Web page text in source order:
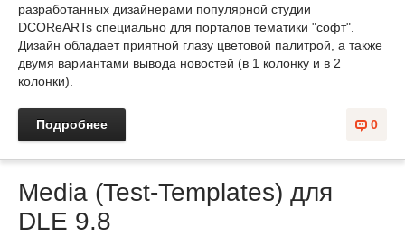
разработанных дизайнерами популярной студии
DCOReARTs специально для порталов тематики "софт".
Дизайн обладает приятной глазу цветовой палитрой, а также
двумя вариантами вывода новостей (в 1 колонку и в 2
колонки).
0
Подробнее
Media (Test-Templates) для
DLE 9.8